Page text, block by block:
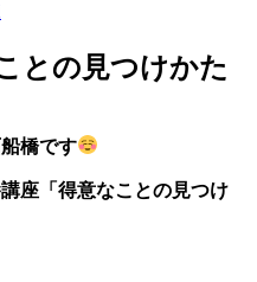
との見つけかた
橋です
座「得意なことの見つけ